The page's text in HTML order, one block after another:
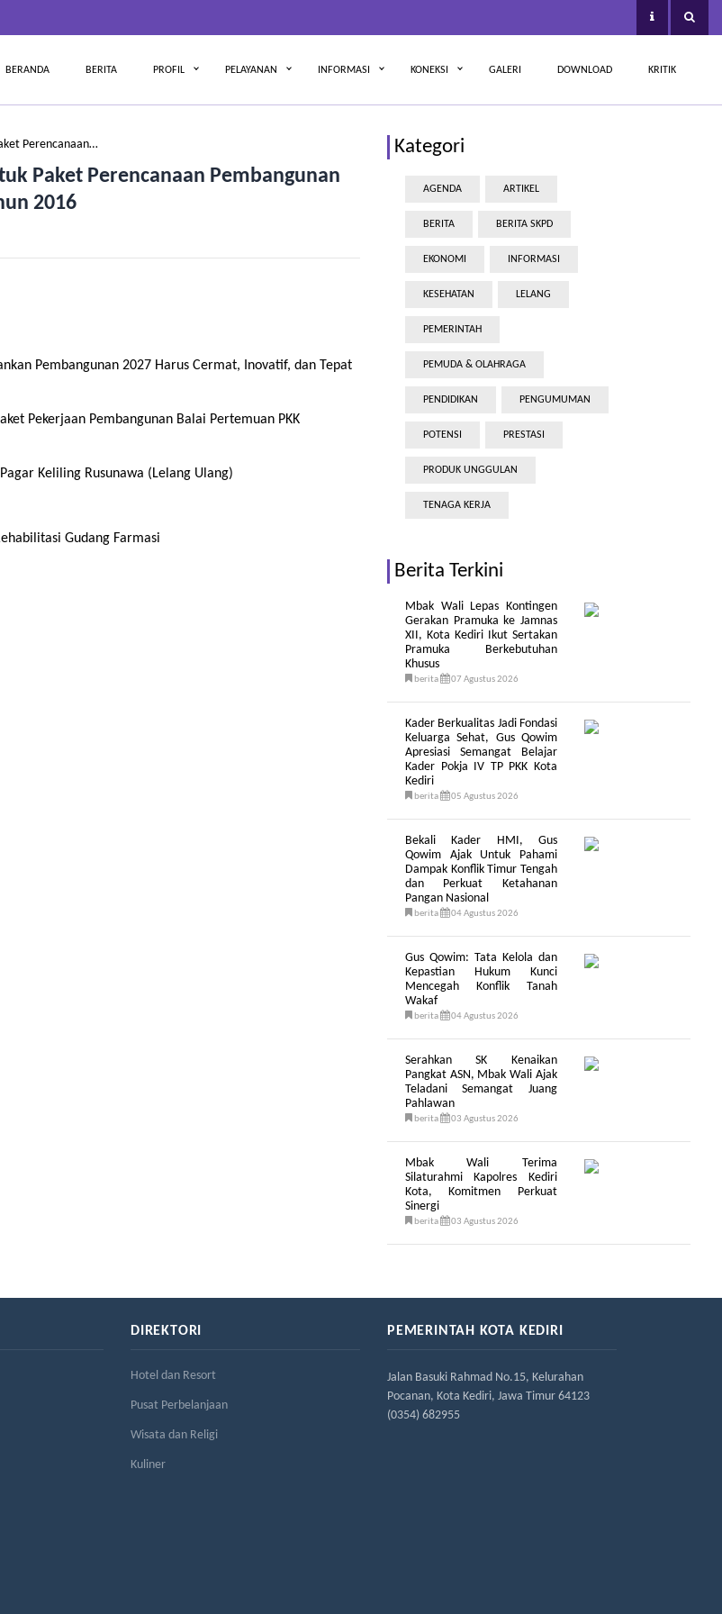
BERANDA BERITA PROFIL PELAYANAN INFORMASI KONEKSI GALERI DOWNLOAD KRITIK
Perencanaan…
Paket Perencanaan Pembangunan
2016
Pembangunan 2027 Harus Cermat, Inovatif, dan Tepat
Pekerjaan Pembangunan Balai Pertemuan PKK
Keliling Rusunawa (Lelang Ulang)
Gudang Farmasi
Kategori
AGENDA ARTIKEL
BERITA BERITA SKPD
EKONOMI INFORMASI
KESEHATAN LELANG
PEMERINTAH
PEMUDA & OLAHRAGA
PENDIDIKAN PENGUMUMAN
POTENSI PRESTASI
PRODUK UNGGULAN
TENAGA KERJA
Berita Terkini
Mbak Wali Lepas Kontingen
Gerakan Pramuka ke Jamnas
XII, Kota Kediri Ikut Sertakan
Pramuka Berkebutuhan
Khusus
berita 07 Agustus 2026
Kader Berkualitas Jadi Fondasi
Keluarga Sehat, Gus Qowim
Apresiasi Semangat Belajar
Kader Pokja IV TP PKK Kota
Kediri
berita 05 Agustus 2026
Bekali Kader HMI, Gus
Qowim Ajak Untuk Pahami
Dampak Konflik Timur Tengah
dan Perkuat Ketahanan
Pangan Nasional
berita 04 Agustus 2026
Gus Qowim: Tata Kelola dan
Kepastian Hukum Kunci
Mencegah Konflik Tanah
Wakaf
berita 04 Agustus 2026
Serahkan SK Kenaikan
Pangkat ASN, Mbak Wali Ajak
Teladani Semangat Juang
Pahlawan
berita 03 Agustus 2026
Mbak Wali Terima
Silaturahmi Kapolres Kediri
Kota, Komitmen Perkuat
Sinergi
berita 03 Agustus 2026
DIREKTORI
Hotel dan Resort
Pusat Perbelanjaan
Wisata dan Religi
Kuliner
PEMERINTAH KOTA KEDIRI
Jalan Basuki Rahmad No.15, Kelurahan
Pocanan, Kota Kediri, Jawa Timur 64123
(0354) 682955